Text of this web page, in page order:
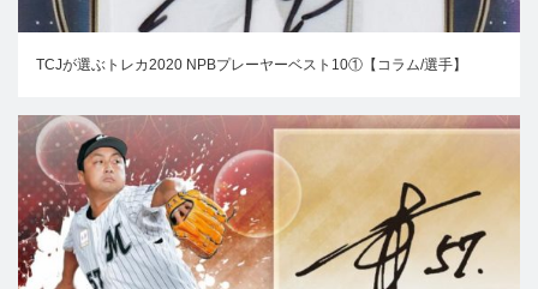
TCJが選ぶトレカ2020 NPBプレーヤーベスト10①【コラム/選手】